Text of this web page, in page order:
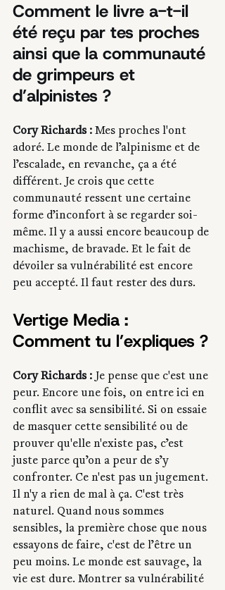
Comment le livre a-t-il
été reçu par tes proches
ainsi que la communauté
de grimpeurs et
d’alpinistes ?
Cory Richards : Mes proches l'ont
adoré. Le monde de l’alpinisme et de
l’escalade, en revanche, ça a été
différent. Je crois que cette
communauté ressent une certaine
forme d’inconfort à se regarder soi-
même. Il y a aussi encore beaucoup de
machisme, de bravade. Et le fait de
dévoiler sa vulnérabilité est encore
peu accepté. Il faut rester des durs.
Vertige Media :
Comment tu l’expliques ?
Cory Richards : Je pense que c'est une
peur. Encore une fois, on entre ici en
conflit avec sa sensibilité. Si on essaie
de masquer cette sensibilité ou de
prouver qu'elle n'existe pas, c’est
juste parce qu’on a peur de s’y
confronter. Ce n'est pas un jugement.
Il n'y a rien de mal à ça. C'est très
naturel. Quand nous sommes
sensibles, la première chose que nous
essayons de faire, c'est de l’être un
peu moins. Le monde est sauvage, la
vie est dure. Montrer sa vulnérabilité